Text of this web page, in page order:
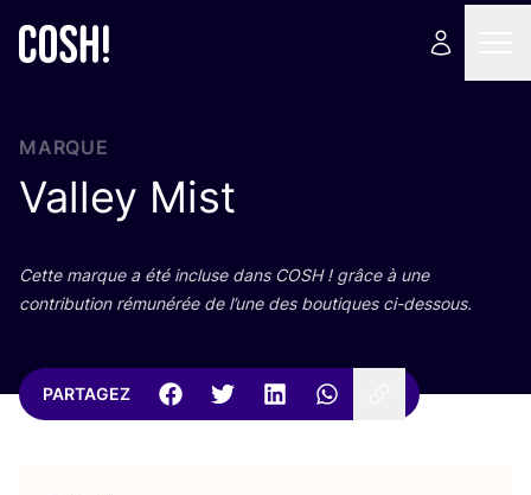
MARQUE
Valley Mist
Cette marque a été incluse dans COSH! grâce à une
contri­bu­tion rému­né­rée de l’une des bou­tiques ci-dessous.
PARTAGEZ